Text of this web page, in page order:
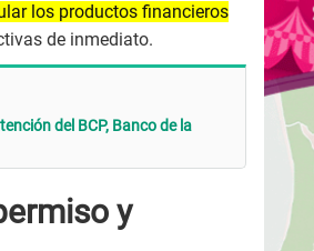
los productos financieros
de inmediato.
del BCP, Banco de la
y